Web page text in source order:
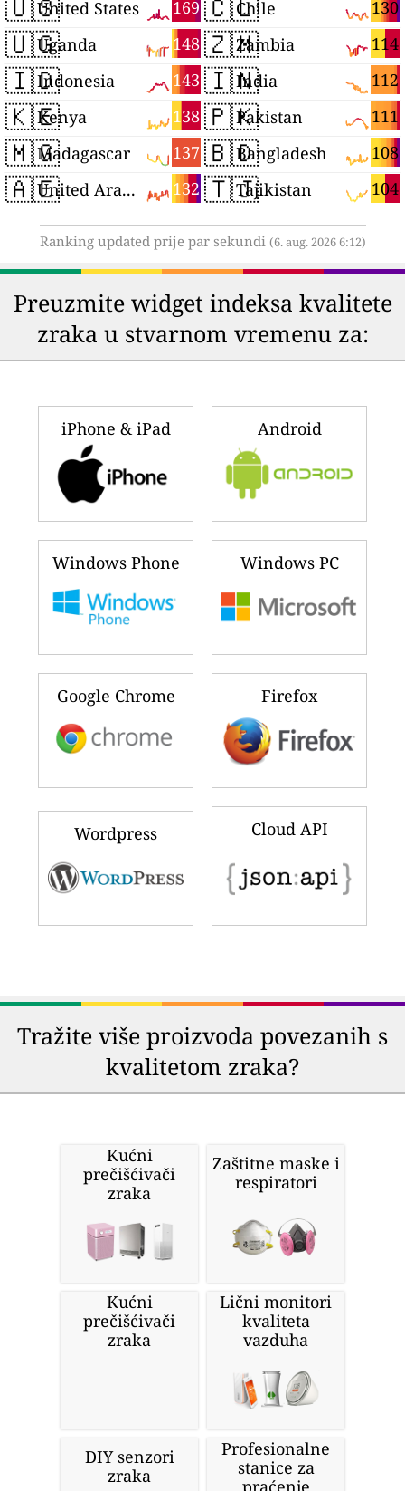
169
United States
🇺🇬 148
Uganda
🇮🇩 143
Indonesia
🇰🇪 138
Kenya
🇲🇬 137
Madagascar
🇦🇪 132
United Arab Emirates
130
Chile
🇿🇲 114
Zambia
🇮🇳 112
India
🇵🇰 111
Pakistan
🇧🇩 108
Bangladesh
🇹🇯 104
Tajikistan
Ranking updated prije par sekundi (6. aug. 2026 6:12)
Preuzmite widget indeksa kvalitete
zraka u stvarnom vremenu za:
iPhone & iPad Android
Windows Phone Windows PC
Google Chrome Firefox
Wordpress Cloud API
Tražite više proizvoda povezanih s
kvalitetom zraka?
Kućni
prečišćivači
zraka
Zaštitne maske i
respiratori
Kućni
prečišćivači
zraka
Lični monitori
kvaliteta
vazduha
DIY senzori
zraka
Profesionalne
stanice za